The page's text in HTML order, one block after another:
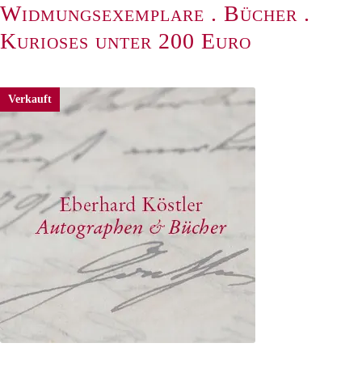
Widmungsexemplare . Bücher .
Kurioses unter 200 Euro
Verkauft